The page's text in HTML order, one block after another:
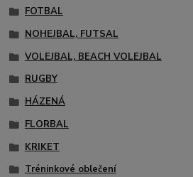
FOTBAL
NOHEJBAL, FUTSAL
VOLEJBAL, BEACH VOLEJBAL
RUGBY
HÁZENÁ
FLORBAL
KRIKET
Tréninkové oblečení